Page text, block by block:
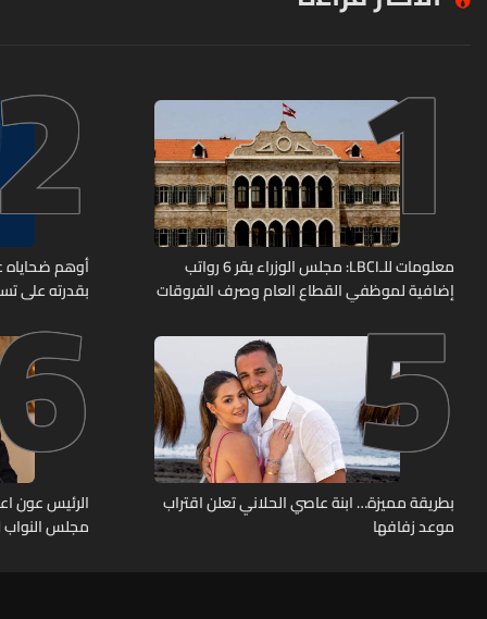
1
معلومات للـLBCI: مجلس الوزراء يقر 6 رواتب
إضافية لموظفي القطاع العام وصرف الفروقات
أوهم ضحاياه
بقدرته على
5
بطريقة مميزة… ابنة عاصي الحلاني تعلن اقتراب
موعد زفافها
الرئيس عون
مجلس النواب